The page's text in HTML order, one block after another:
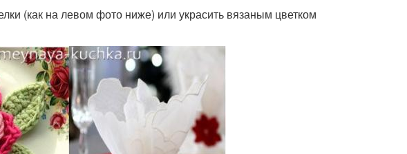
(как на левом фото ниже) или украсить вязаным цветком